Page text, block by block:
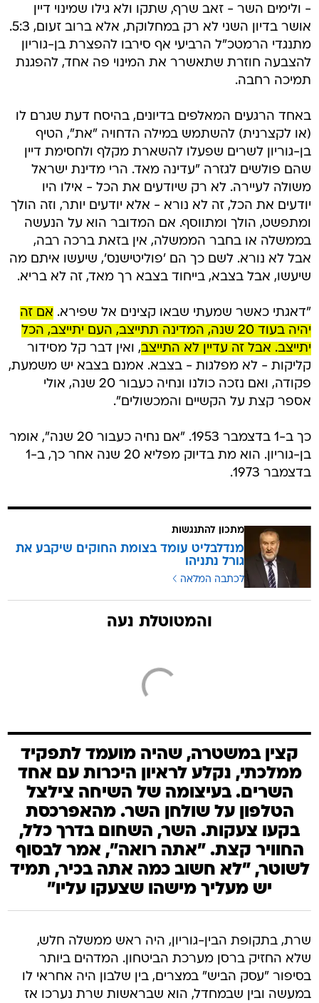
- ולימים השר - זאב שרף, שתקו ולא גילו שמינוי דיין
אושר בדיון השני לא רק במחלוקת, אלא ברוב זעום, 5:3.
מתנגדי הרמטכ"ל הרביעי אף סירבו להפצרת בן-גוריון
להצבעה חוזרת שתאשרר את המינוי פה אחד, להפגנת
תמיכה רחבה.
באחד הרגעים המאלפים בדיונים, בהיסח דעת שגרם לו
(או לקצרנית) להשתמש במילה הדחויה "את", הטיף
בן-גוריון לשרים שפעלו להשארת מקלף ולחסימת דיין
שהם פולשים לגזרה "עדינה מאד. הרי מדינת ישראל
משולה לעיירה. לא רק שיודעים את הכל - אילו היו
יודעים את הכל, זה לא נורא - אלא יודעים יותר, וזה הולך
ומתפשט, הולך ומתווסף. אם המדובר הוא על הנעשה
בממשלה או בחבר הממשלה, אין בזאת ברכה רבה,
אבל לא נורא. לשם כך הם 'פוליטישנס', שיעשו איתם מה
שיעשו, אבל בצבא, בייחוד בצבא רך מאד, זה לא בריא.
"דאגתי כאשר שמעתי שבאו קצינים אל שפירא. אם זה
יהיה בעוד 20 שנה, המדינה תתייצב, העם יתייצב, הכל
יתייצב. אבל זה עדיין לא התייצב, ואין דבר קל מסידור
קליקות - לא מפלגות - בצבא. אמנם בצבא יש משמעת,
פקודה, ואם נזכה כולנו ונחיה כעבור 20 שנה, אולי
אספר קצת על הקשיים והמכשולים".
כך ב-1 בדצמבר 1953. "אם נחיה כעבור 20 שנה", אומר
בן-גוריון. הוא מת בדיוק מפליא 20 שנה אחר כך, ב-1
בדצמבר 1973.
מתכון להתנגשות
מנדלבליט עומד בצומת החוקים שיקבע את
גורל נתניהו
לכתבה המלאה
והמטוטלת נעה
קצין במשטרה, שהיה מועמד לתפקיד
ממלכתי, נקלע לראיון היכרות עם אחד
השרים. בעיצומה של השיחה צילצל
הטלפון על שולחן השר. מהאפרכסת
בקעו צעקות. השר, השחום בדרך כלל,
החוויר קצת. "אתה רואה", אמר לבסוף
לשוטר, "לא חשוב כמה אתה בכיר, תמיד
יש מעליך מישהו שצעקו עליו"
שרת, בתקופת הבין-גוריון, היה ראש ממשלה חלש,
שלא החזיק ברסן מערכת הביטחון. המדהים ביותר
בסיפור "עסק הביש" במצרים, בין שלבון היה אחראי לו
במעשה ובין שבמחדל, הוא שבראשות שרת נערכו אז